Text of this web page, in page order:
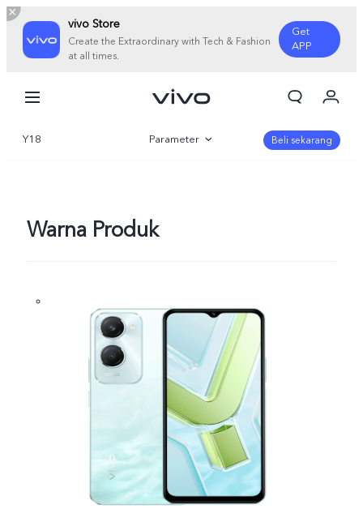
vivo Store
Create the Extraordinary with Tech & Fashion
at all times.
Get
APP
Indonesia | Pilih negara/wilayah
Keranjang
Masuk/Daftar
Y18 Parameter Beli sekarang
Warna Produk